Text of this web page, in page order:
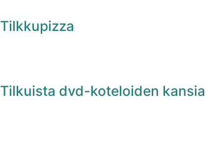
Tilkkupizza
Tilkuista dvd-koteloiden kansia